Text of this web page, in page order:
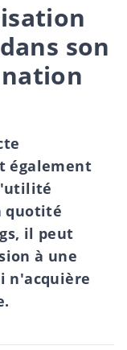
son
également
quotité
il peut
à une
n'acquière